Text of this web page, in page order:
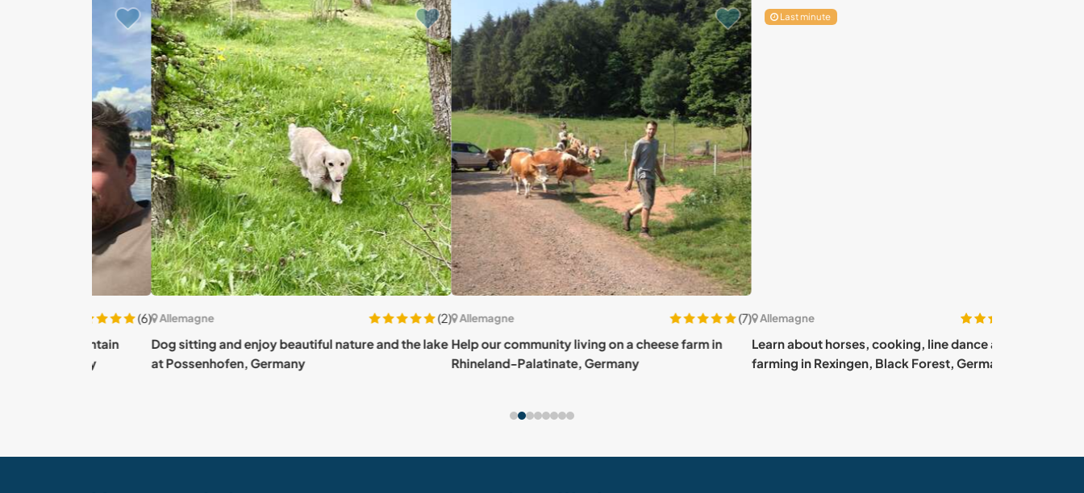
Allemagne
(2)
Dog sitting and enjoy beautiful nature and the lake
at Possenhofen, Germany
Allemagne
(7)
Help our community living on a cheese farm in
Rhineland-Palatinate, Germany
Last minute
Allemagne
(84)
Learn about horses, cooking, line dance and
farming in Rexingen, Black Forest, Germany